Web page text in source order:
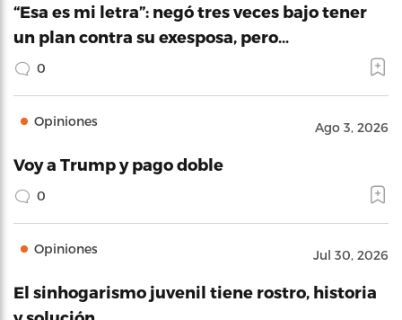
“Esa es mi letra”: negó tres veces bajo tener
un plan contra su exesposa, pero…
0
Opiniones Ago 3, 2026
Voy a Trump y pago doble
0
Opiniones Jul 30, 2026
El sinhogarismo juvenil tiene rostro, historia